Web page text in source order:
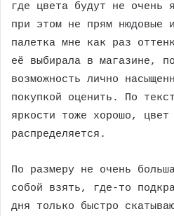
где цвета будут не очень
при этом не прям нюдовые
палетка мне как раз
её выбирала в магазине,
возможность лично
покупкой оценить. По
яркости тоже хорошо, цвет
распределяется.
По размеру не очень
собой взять, где-то
дня только быстро